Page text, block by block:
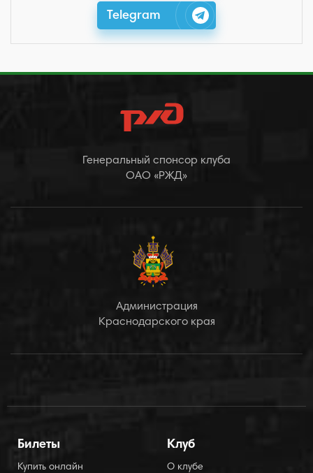
Telegram
Генеральный спонсор клуба
ОАО «РЖД»
Администрация
Краснодарского края
Билеты
Купить онлайн
Клуб
О клубе